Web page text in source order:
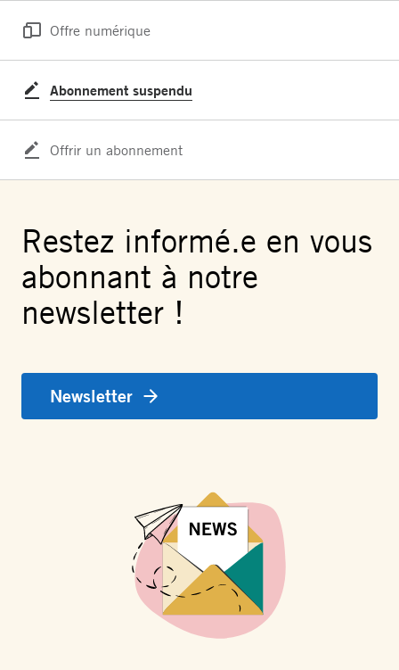
Offre numérique
Abonnement suspendu
Offrir un abonnement
Restez informé.e en vous
abonnant à notre
newsletter !
Newsletter